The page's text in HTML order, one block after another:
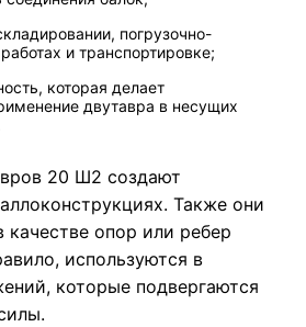
погрузочно-
и транспортировке;
которая делает
двутавра в несущих
20 Ш2 создают
Также они
качестве опор или ребер
используются в
которые подвергаются